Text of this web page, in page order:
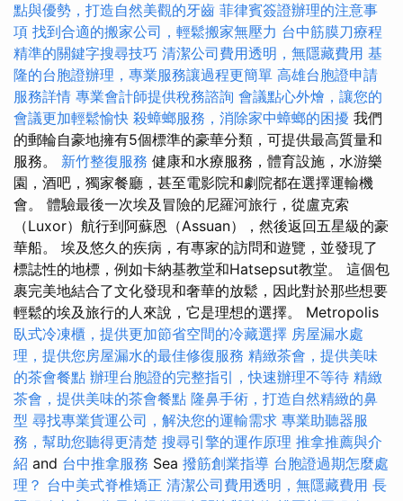
點與優勢，打造自然美觀的牙齒 菲律賓簽證辦理的注意事
項 找到合適的搬家公司，輕鬆搬家無壓力 台中筋膜刀療程
精準的關鍵字搜尋技巧 清潔公司費用透明，無隱藏費用 基
隆的台胞證辦理，專業服務讓過程更簡單 高雄台胞證申請
服務詳情 專業會計師提供稅務諮詢 會議點心外燴，讓您的
會議更加輕鬆愉快 殺蟑螂服務，消除家中蟑螂的困擾 我們
的郵輪自豪地擁有5個標準的豪華分類，可提供最高質量和
服務。 新竹整復服務 健康和水療服務，體育設施，水游樂
園，酒吧，獨家餐廳，甚至電影院和劇院都在選擇運輸機
會。 體驗最後一次埃及冒險的尼羅河旅行，從盧克索
（Luxor）航行到阿蘇恩（Assuan），然後返回五星級的豪
華船。 埃及悠久的疾病，有專家的訪問和遊覽，並發現了
標誌性的地標，例如卡納基教堂和Hatsepsut教堂。 這個包
裹完美地結合了文化發現和奢華的放鬆，因此對於那些想要
輕鬆的埃及旅行的人來說，它是理想的選擇。 Metropolis
臥式冷凍櫃，提供更加節省空間的冷藏選擇 房屋漏水處
理，提供您房屋漏水的最佳修復服務 精緻茶會，提供美味
的茶會餐點 辦理台胞證的完整指引，快速辦理不等待 精緻
茶會，提供美味的茶會餐點 隆鼻手術，打造自然精緻的鼻
型 尋找專業貨運公司，解決您的運輸需求 專業助聽器服
務，幫助您聽得更清楚 搜尋引擎的運作原理 推拿推薦與介
紹 and 台中推拿服務 Sea 撥筋創業指導 台胞證過期怎麼處
理？ 台中美式脊椎矯正 清潔公司費用透明，無隱藏費用 長